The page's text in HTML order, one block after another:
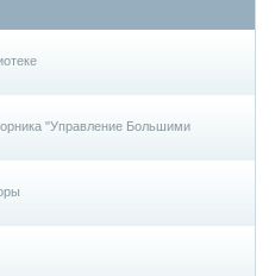
"Управление Большими